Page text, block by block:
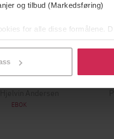
og tilbud (Markedsføring)
for alle disse formålene.
når som helst trekke
149,-
EBOK